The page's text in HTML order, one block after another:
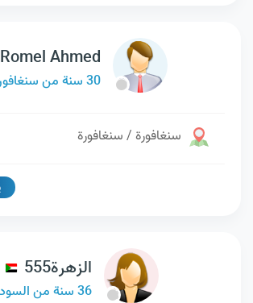
Romel Ahmed
30 سنة من سنغافورة
سنغافورة / سنغافورة
الزهرة555
36 سنة من السودان